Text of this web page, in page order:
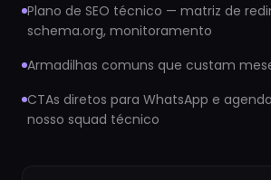
Plano de SEO técnico — matriz de
schema.org, monitoramento
Armadilhas comuns que custam
CTAs diretos para WhatsApp e
nosso squad técnico